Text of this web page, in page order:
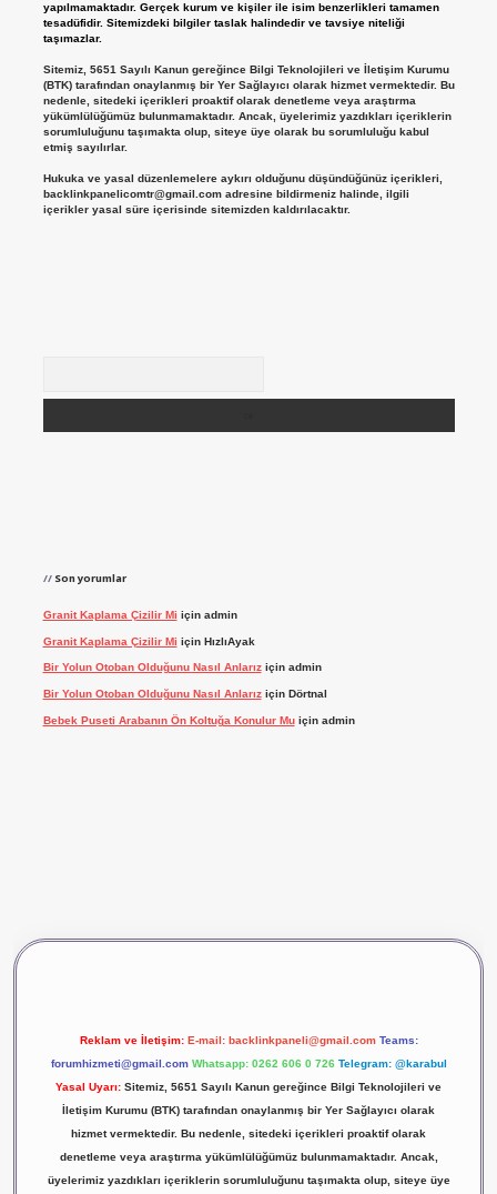
yapılmamaktadır. Gerçek kurum ve kişiler ile isim benzerlikleri tamamen
tesadüfidir. Sitemizdeki bilgiler taslak halindedir ve tavsiye niteliği
taşımazlar.
Sitemiz, 5651 Sayılı Kanun gereğince Bilgi Teknolojileri ve İletişim Kurumu
(BTK) tarafından onaylanmış bir Yer Sağlayıcı olarak hizmet vermektedir. Bu
nedenle, sitedeki içerikleri proaktif olarak denetleme veya araştırma
yükümlülüğümüz bulunmamaktadır. Ancak, üyelerimiz yazdıkları içeriklerin
sorumluluğunu taşımakta olup, siteye üye olarak bu sorumluluğu kabul
etmiş sayılırlar.
Hukuka ve yasal düzenlemelere aykırı olduğunu düşündüğünüz içerikleri,
backlinkpanelicomtr@gmail.comadresine bildirmeniz halinde, ilgili
içerikler yasal süre içerisinde sitemizden kaldırılacaktır.
Son yorumlar
Granit Kaplama Çizilir Mi için admin
Granit Kaplama Çizilir Mi için HızlıAyak
Bir Yolun Otoban Olduğunu Nasıl Anlarıziçin admin
Bir Yolun Otoban Olduğunu Nasıl Anlarıziçin Dörtnal
Bebek Puseti Arabanın Ön Koltuğa Konulur Muiçin admin
Reklam ve İletişim: E-mail: backlinkpaneli@gmail.com Teams:
forumhizmeti@gmail.com Whatsapp: 0262 606 0 726 Telegram: @karabul
Yasal Uyarı: Sitemiz, 5651 Sayılı Kanun gereğince Bilgi Teknolojileri ve
İletişim Kurumu (BTK) tarafından onaylanmış bir Yer Sağlayıcı olarak
hizmet vermektedir. Bu nedenle, sitedeki içerikleri proaktif olarak
denetleme veya araştırma yükümlülüğümüz bulunmamaktadır. Ancak,
üyelerimiz yazdıkları içeriklerin sorumluluğunu taşımakta olup, siteye üye